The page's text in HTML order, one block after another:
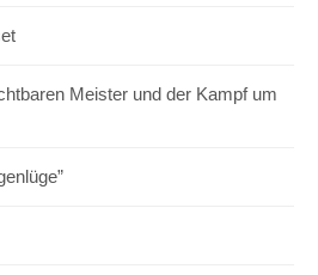
Meister und der Kampf um